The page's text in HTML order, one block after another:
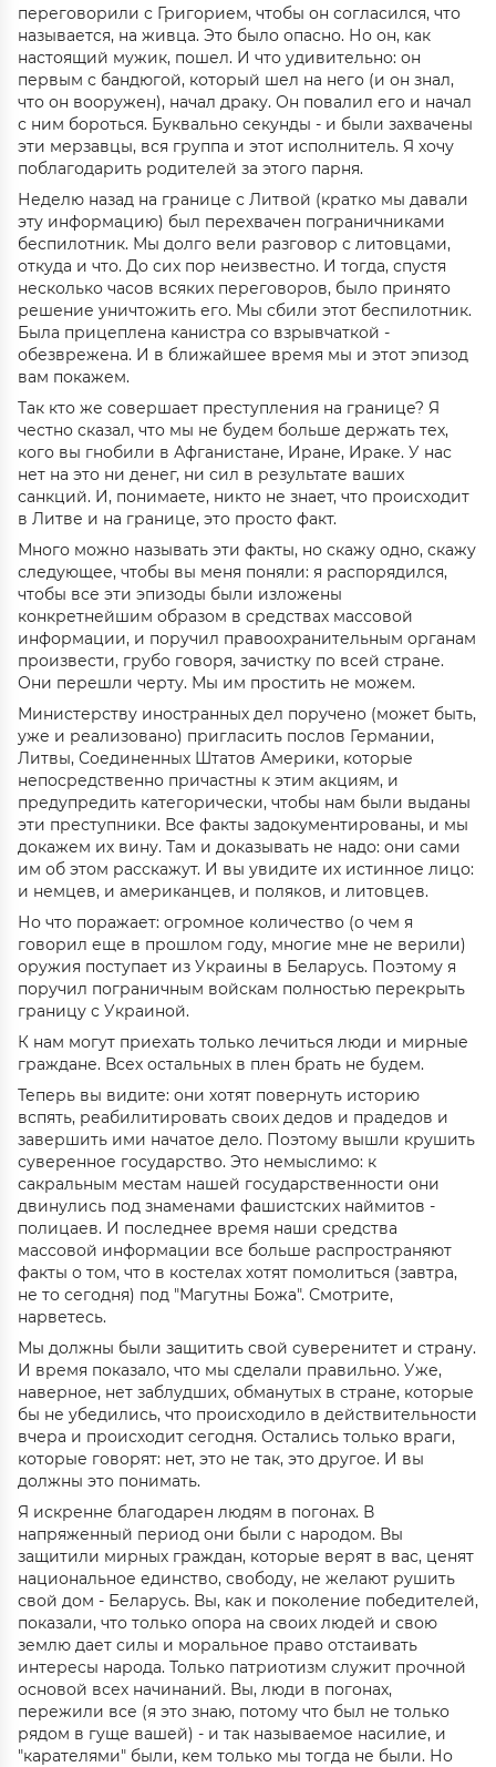
переговорили с Григорием, чтобы он согласился, что
называется, на живца. Это было опасно. Но он, как
настоящий мужик, пошел. И что удивительно: он
первым с бандюгой, который шел на него (и он знал,
что он вооружен), начал драку. Он повалил его и начал
с ним бороться. Буквально секунды - и были захвачены
эти мерзавцы, вся группа и этот исполнитель. Я хочу
поблагодарить родителей за этого парня.
Неделю назад на границе с Литвой (кратко мы давали
эту информацию) был перехвачен пограничниками
беспилотник. Мы долго вели разговор с литовцами,
откуда и что. До сих пор неизвестно. И тогда, спустя
несколько часов всяких переговоров, было принято
решение уничтожить его. Мы сбили этот беспилотник.
Была прицеплена канистра со взрывчаткой -
обезврежена. И в ближайшее время мы и этот эпизод
вам покажем.
Так кто же совершает преступления на границе? Я
честно сказал, что мы не будем больше держать тех,
кого вы гнобили в Афганистане, Иране, Ираке. У нас
нет на это ни денег, ни сил в результате ваших
санкций. И, понимаете, никто не знает, что происходит
в Литве и на границе, это просто факт.
Много можно называть эти факты, но скажу одно, скажу
следующее, чтобы вы меня поняли: я распорядился,
чтобы все эти эпизоды были изложены
конкретнейшим образом в средствах массовой
информации, и поручил правоохранительным органам
произвести, грубо говоря, зачистку по всей стране.
Они перешли черту. Мы им простить не можем.
Министерству иностранных дел поручено (может быть,
уже и реализовано) пригласить послов Германии,
Литвы, Соединенных Штатов Америки, которые
непосредственно причастны к этим акциям, и
предупредить категорически, чтобы нам были выданы
эти преступники. Все факты задокументированы, и мы
докажем их вину. Там и доказывать не надо: они сами
им об этом расскажут. И вы увидите их истинное лицо:
и немцев, и американцев, и поляков, и литовцев.
Но что поражает: огромное количество (о чем я
говорил еще в прошлом году, многие мне не верили)
оружия поступает из Украины в Беларусь. Поэтому я
поручил пограничным войскам полностью перекрыть
границу с Украиной.
К нам могут приехать только лечиться люди и мирные
граждане. Всех остальных в плен брать не будем.
Теперь вы видите: они хотят повернуть историю
вспять, реабилитировать своих дедов и прадедов и
завершить ими начатое дело. Поэтому вышли крушить
суверенное государство. Это немыслимо: к
сакральным местам нашей государственности они
двинулись под знаменами фашистских наймитов -
полицаев. И последнее время наши средства
массовой информации все больше распространяют
факты о том, что в костелах хотят помолиться (завтра,
не то сегодня) под "Магутны Божа". Смотрите,
нарветесь.
Мы должны были защитить свой суверенитет и страну.
И время показало, что мы сделали правильно. Уже,
наверное, нет заблудших, обманутых в стране, которые
бы не убедились, что происходило в действительности
вчера и происходит сегодня. Остались только враги,
которые говорят: нет, это не так, это другое. И вы
должны это понимать.
Я искренне благодарен людям в погонах. В
напряженный период они были с народом. Вы
защитили мирных граждан, которые верят в вас, ценят
национальное единство, свободу, не желают рушить
свой дом - Беларусь. Вы, как и поколение победителей,
показали, что только опора на своих людей и свою
землю дает силы и моральное право отстаивать
интересы народа. Только патриотизм служит прочной
основой всех начинаний. Вы, люди в погонах,
пережили все (я это знаю, потому что был не только
рядом в гуще вашей) - и так называемое насилие, и
"карателями" были, кем только мы тогда не были. Но